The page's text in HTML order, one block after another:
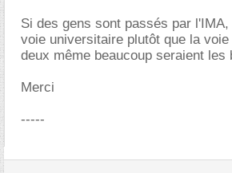
Si des gens sont passés par
voie universitaire plutôt que la
deux même beaucoup seraient les
Merci
-----